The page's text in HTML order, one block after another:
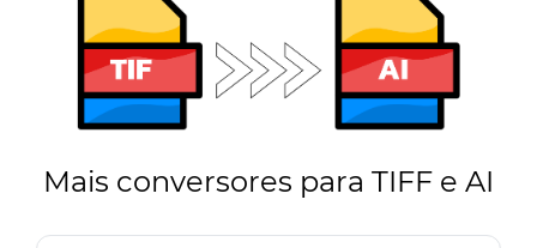
Mais conversores para TIFF e AI